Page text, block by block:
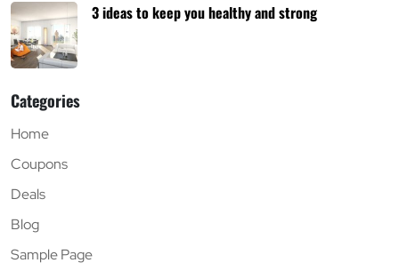
3 ideas to keep you healthy and strong
Categories
Home
Coupons
Deals
Blog
Sample Page